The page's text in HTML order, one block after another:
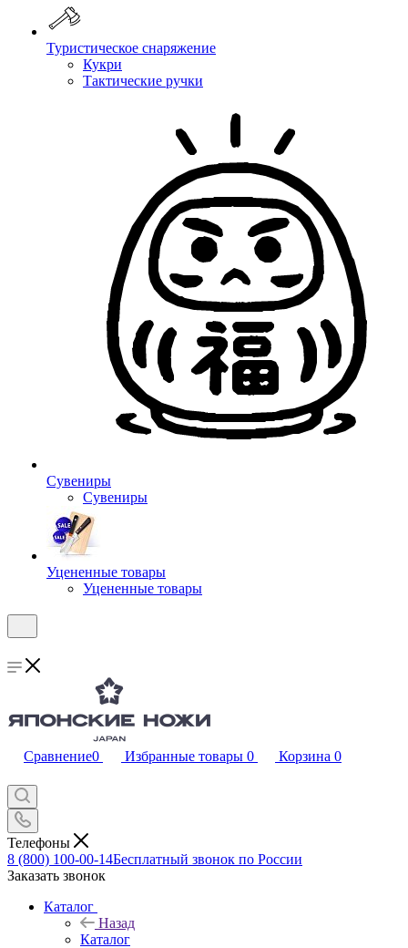
Туристическое снаряжение
Кукри
Тактические ручки
Сувениры
Сувениры
Уцененные товары
Уцененные товары
Сравнение0 Избранные товары 0 Корзина 0
Телефоны
8 (800) 100-00-14Бесплатный звонок по России
Заказать звонок
Каталог
Назад
Каталог